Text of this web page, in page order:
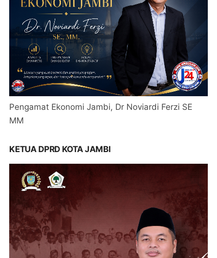
Pengamat Ekonomi Jambi, Dr Noviardi Ferzi SE
MM
KETUA DPRD KOTA JAMBI